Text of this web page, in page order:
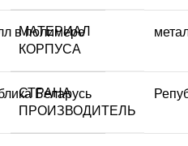
в полимере
Беларусь
МАТЕРИАЛ
КОРПУСА
СТРАНА
ПРОИЗВОДИТЕЛЬ